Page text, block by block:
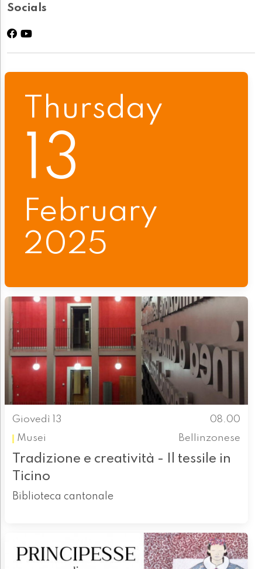
Socials
Thursday
13
February
2025
Giovedì 13
08.00
Musei
Bellinzonese
Tradizione e creatività - Il tessile in
Ticino
Biblioteca cantonale